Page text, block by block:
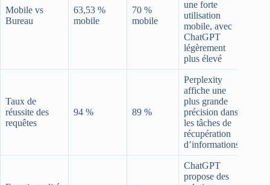
Mobile vs
Bureau
63,53 %
mobile
70 %
mobile
une forte
utilisation
mobile, avec
ChatGPT
légèrement
plus élevé
Taux de
réussite des
requêtes
94 % 89 %
Perplexity
affiche une
plus grande
précision dans
les tâches de
récupération
d’informations
ChatGPT
propose des